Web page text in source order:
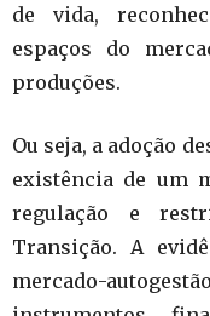
de vida,
espaços do
produções.
Ou seja, a adoção
existência de um
regulação e
Transição. A
mercado-